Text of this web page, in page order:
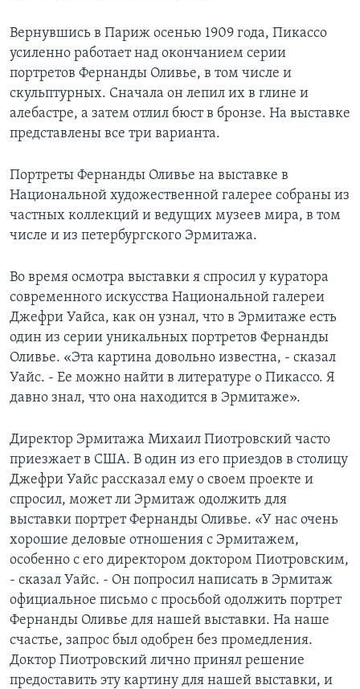
Вернувшись в Париж осенью 1909 года, Пикассо
усиленно работает над окончанием серии
портретов Фернанды Оливье, в том числе и
скульптурных. Сначала он лепил их в глине и
алебастре, а затем отлил бюст в бронзе. На выставке
представлены все три варианта.
Портреты Фернанды Оливье на выставке в
Национальной художественной галерее собраны из
частных коллекций и ведущих музеев мира, в том
числе и из петербургского Эрмитажа.
Во время осмотра выставки я спросил у куратора
современного искусства Национальной галереи
Джефри Уайса, как он узнал, что в Эрмитаже есть
один из серии уникальных портретов Фернанды
Оливье. «Эта картина довольно известна, - сказал
Уайс. - Ее можно найти в литературе о Пикассо. Я
давно знал, что она находится в Эрмитаже».
Директор Эрмитажа Михаил Пиотровский часто
приезжает в США. В один из его приездов в столицу
Джефри Уайс рассказал ему о своем проекте и
спросил, может ли Эрмитаж одолжить для
выставки портрет Фернанды Оливье. «У нас очень
хорошие деловые отношения с Эрмитажем,
особенно с его директором доктором Пиотровским,
- сказал Уайс. - Он попросил написать в Эрмитаж
официальное письмо с просьбой одолжить портрет
Фернанды Оливье для нашей выставки. На наше
счастье, запрос был одобрен без промедления.
Доктор Пиотровский лично принял решение
предоставить эту картину для нашей выставки, и